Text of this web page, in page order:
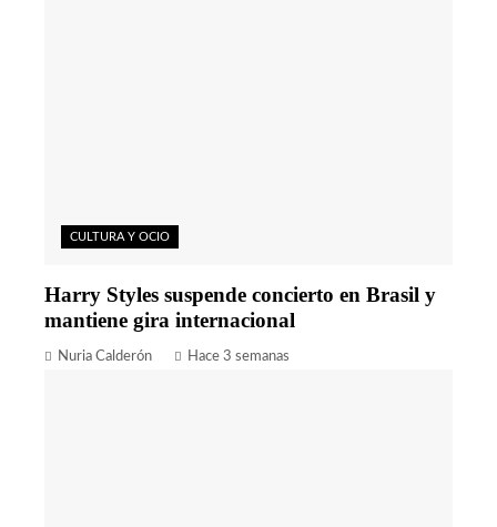
CULTURA Y OCIO
Harry Styles suspende concierto en Brasil y
mantiene gira internacional
Nuria Calderón Hace 3 semanas